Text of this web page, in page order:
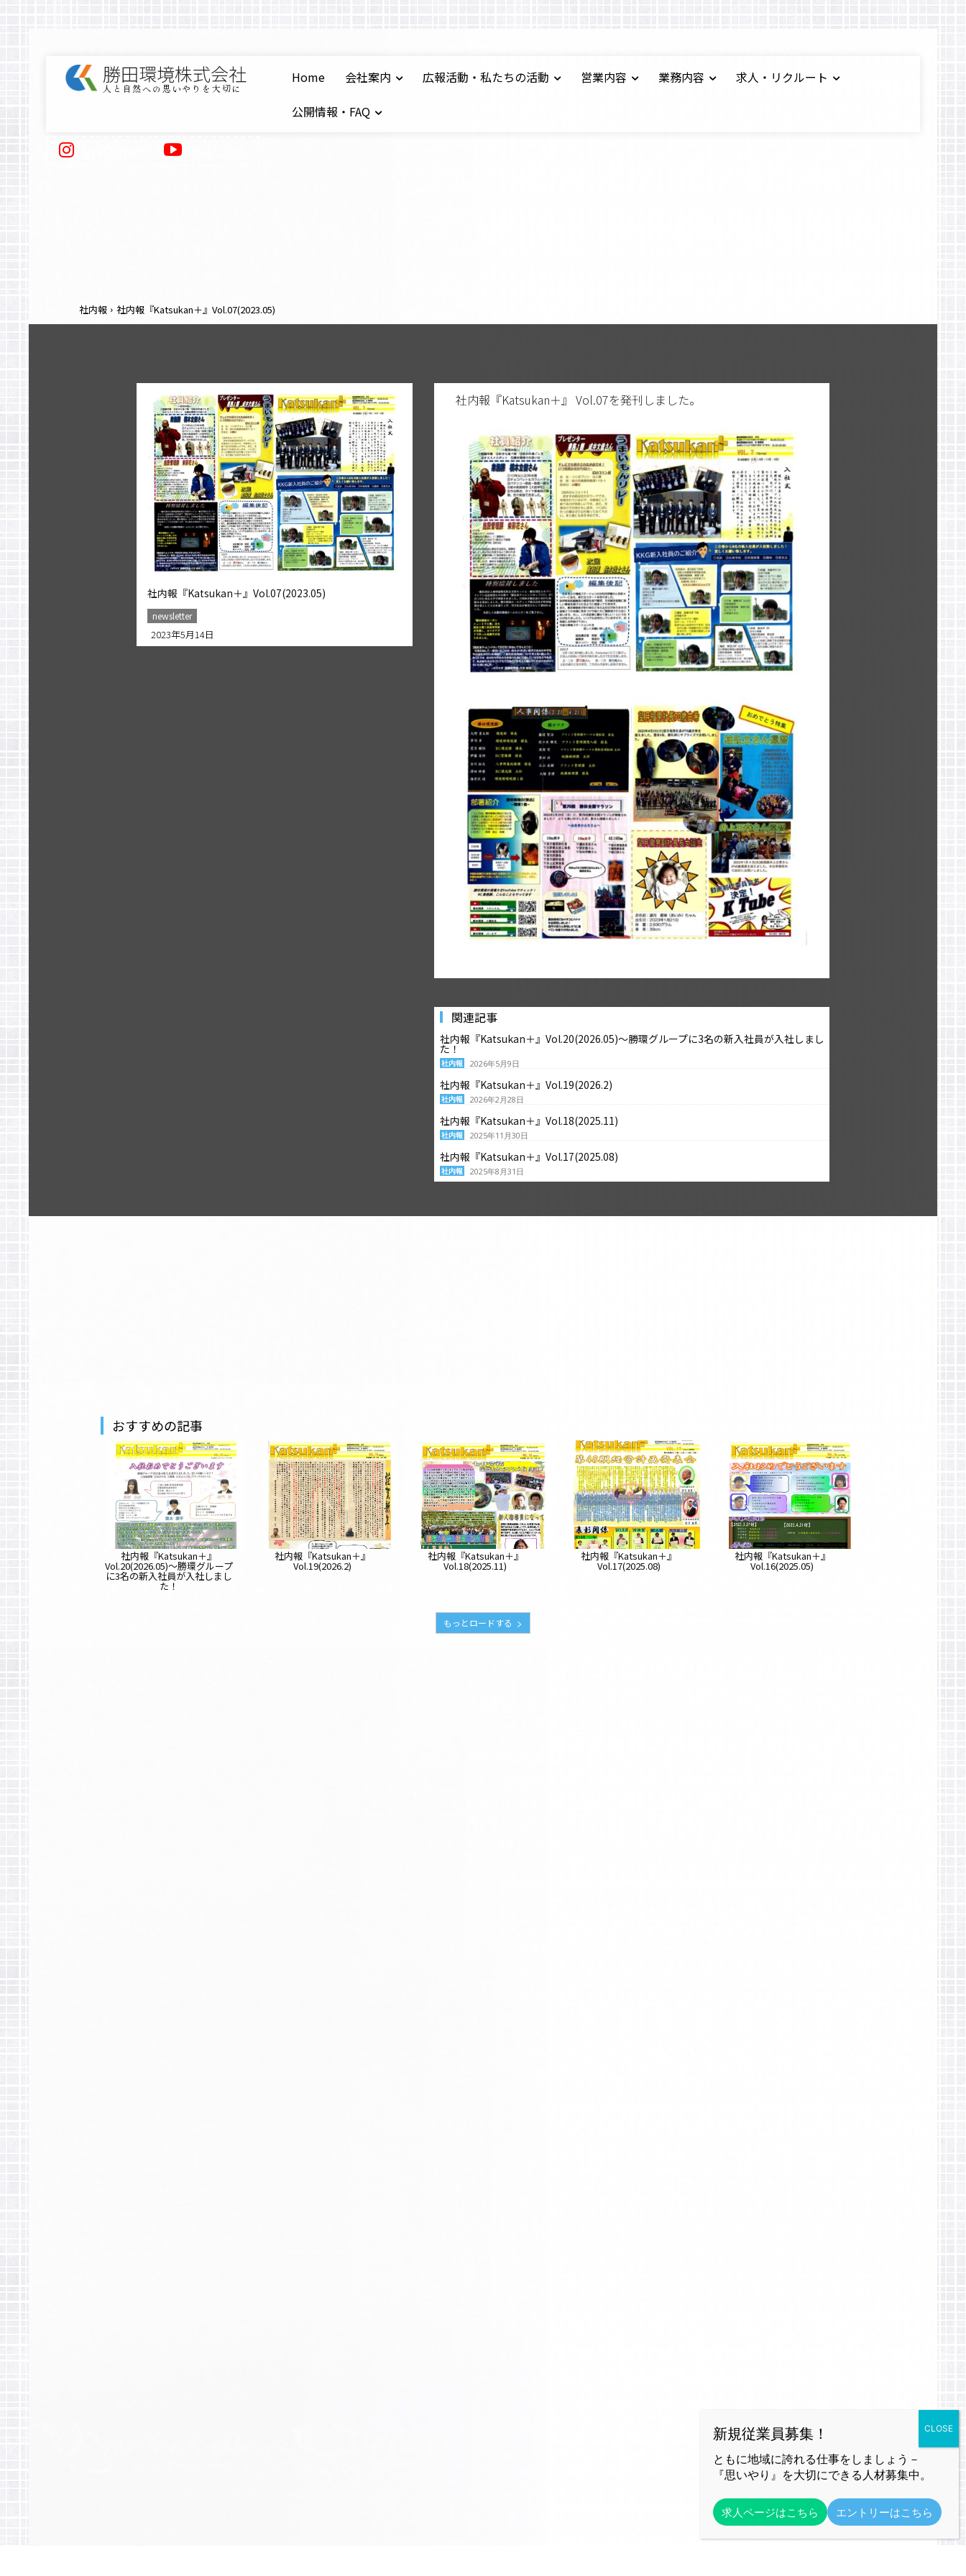
勝田環境株式会社
人と自然への思いやりを大切に
Home 会社案内 広報活動・私たちの活動 営業内容 業務内容
求人・リクルート
公開情報・FAQ
社内報 社内報『Katsukan＋』Vol.07(2023.05)
社内報『Katsukan＋』Vol.07(2023.05)
newsletter
2023年5月14日
社内報『Katsukan＋』 Vol.07を発刊しました。
関連記事
社内報『Katsukan＋』Vol.20(2026.05)～勝環グループに3名の新入社員が入社しまし
た！
社内報 2026年5月9日
社内報『Katsukan＋』Vol.19(2026.2)
社内報 2026年2月28日
社内報『Katsukan＋』Vol.18(2025.11)
社内報 2025年11月30日
社内報『Katsukan＋』Vol.17(2025.08)
社内報 2025年8月31日
おすすめの記事
社内報『Katsukan＋』
Vol.20(2026.05)～勝環グループ
に3名の新入社員が入社しまし
た！
社内報『Katsukan＋』
Vol.19(2026.2)
社内報『Katsukan＋』
Vol.18(2025.11)
社内報『Katsukan＋』
Vol.17(2025.08)
社内報『Katsukan＋』
Vol.16(2025.05)
もっとロードする
ともに地域に誇れる仕事をしましょう－
『思いやり』を大切にできる人材募集中。
求人ページはこちら エントリーはこちら